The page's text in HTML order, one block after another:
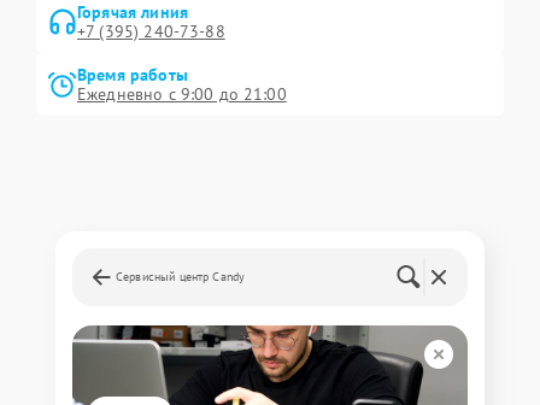
Горячая линия
+7 (395) 240-73-88
Время работы
Ежедневно с 9:00 до 21:00
Сервисный центр Candy